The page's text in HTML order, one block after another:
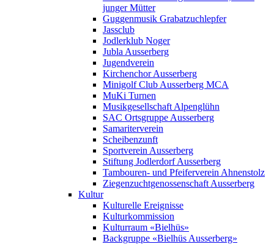
junger Mütter
Guggenmusik Grabatzuchlepfer
Jassclub
Jodlerklub Noger
Jubla Ausserberg
Jugendverein
Kirchenchor Ausserberg
Minigolf Club Ausserberg MCA
MuKi Turnen
Musikgesellschaft Alpenglühn
SAC Ortsgruppe Ausserberg
Samariterverein
Scheibenzunft
Sportverein Ausserberg
Stiftung Jodlerdorf Ausserberg
Tambouren- und Pfeiferverein Ahnenstolz
Ziegenzuchtgenossenschaft Ausserberg
Kultur
Kulturelle Ereignisse
Kulturkommission
Kulturraum «Bielhüs»
Backgruppe «Bielhüs Ausserberg»